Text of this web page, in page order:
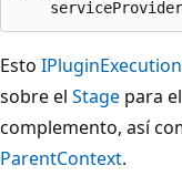
Esto
sobre el Stage para
complemento, así
ParentContext.